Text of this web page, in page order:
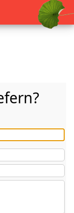
oder Brailliezeile,
oder Brailliezeile,